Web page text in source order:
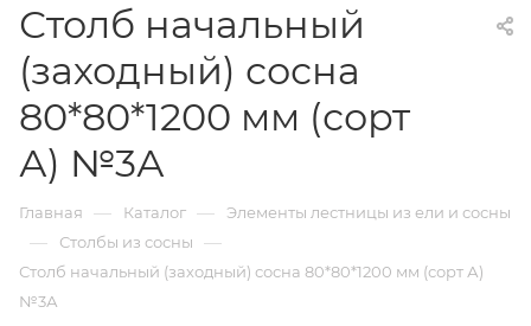
Столб начальный
(заходный) сосна
80*80*1200 мм (сорт
А) №3А
Главная — Каталог — Элементы лестницы из ели и сосны
— Столбы из сосны —
Столб начальный (заходный) сосна 80*80*1200 мм (сорт А)
№3А